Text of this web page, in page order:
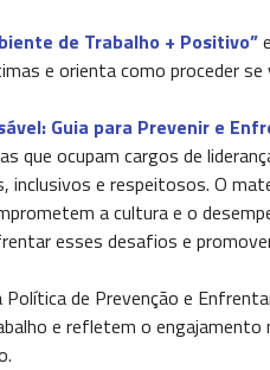
de Trabalho + Positivo”
e orienta como proceder
Guia para Prevenir e
que ocupam cargos de
inclusivos e respeitosos. O
a cultura e o
esses desafios e
de Prevenção e
e refletem o